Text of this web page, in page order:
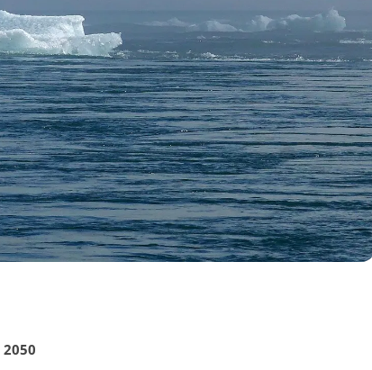
2050